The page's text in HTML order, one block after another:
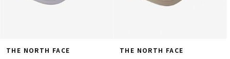
THE NORTH FACE THE NORTH FACE